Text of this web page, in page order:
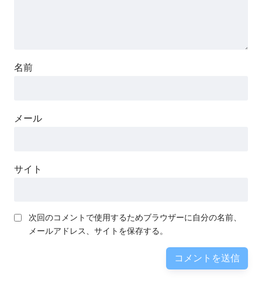
名前
メール
サイト
次回のコメントで使用するためブラウザーに自分の名前、
メールアドレス、サイトを保存する。